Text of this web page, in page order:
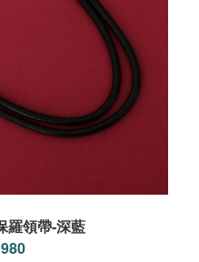
羅領帶-深藍